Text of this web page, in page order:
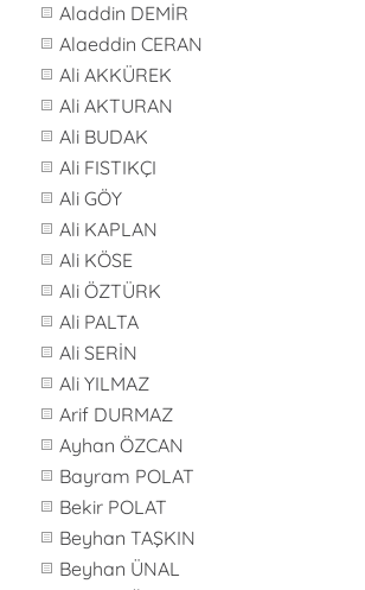
Aladdin DEMİR
Alaeddin CERAN
Ali AKKÜREK
Ali AKTURAN
Ali BUDAK
Ali FISTIKÇI
Ali GÖY
Ali KAPLAN
Ali KÖSE
Ali ÖZTÜRK
Ali PALTA
Ali SERİN
Ali YILMAZ
Arif DURMAZ
Ayhan ÖZCAN
Bayram POLAT
Bekir POLAT
Beyhan TAŞKIN
Beyhan ÜNAL